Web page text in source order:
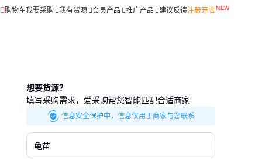
购物车我要采购 我有货源 会员产品 推广产品 建议反馈注册开店
想要货源？
填写采购需求，爱采购帮您智能匹配合适商家
信息安全保护中，信息仅用于商家与您联系